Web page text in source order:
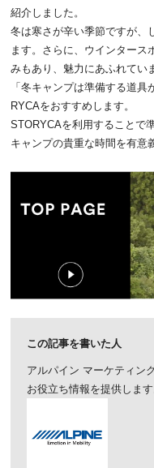
紹介しました。
冬は寒さが辛い季節ですが、
ます。さらに、ウインタース
みもあり、魅力にあふれてい
「冬キャンプは準備する道
RYCAをおすすめします。
STORYCAを利用することで
キャンプの貴重な時間を有意
この記事を書いた人
アルパイン マーケティン
お役立ち情報を提供します